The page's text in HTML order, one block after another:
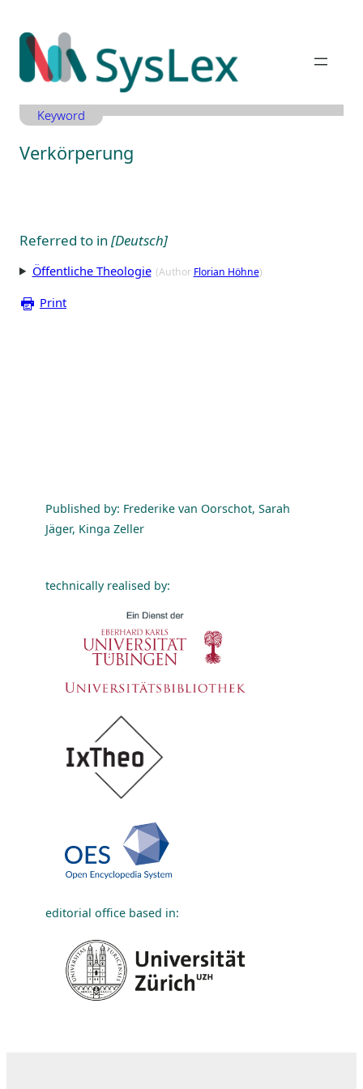
Inhalt
springen
Keyword
Verkörperung
Referred to in[Deutsch]
Öffentliche Theologie (Author Florian Höhne)
Print
Published by: Frederike van Oorschot, Sarah
Jäger, Kinga Zeller
technically realised by:
editorial office based in: